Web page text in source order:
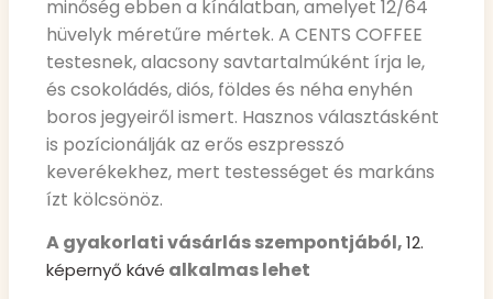
minőség ebben a kínálatban, amelyet 12/64
hüvelyk méretűre mértek. A CENTS COFFEE
testesnek, alacsony savtartalmúként írja le,
és csokoládés, diós, földes és néha enyhén
boros jegyeiről ismert. Hasznos választásként
is pozícionálják az erős eszpresszó
keverékekhez, mert testességet és markáns
ízt kölcsönöz.
A gyakorlati vásárlás szempontjából,12.
képernyő kávé alkalmas lehet